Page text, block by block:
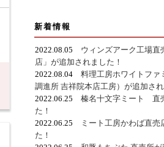
新着情報
2022.08.05 ウィンズアーク工場直
店」が追加されました！
2022.08.04 料理工房ホワイトファ
調進所 吉祥院本店工房）が追加され
2022.06.25 榛名十文字ミート 直
た！
2022.06.25
ミート工房かわば直売
た！